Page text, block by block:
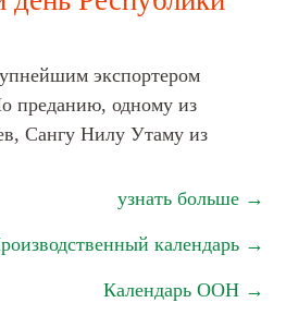
экспортером
преданию, одному из
Сангу Нилу Утаму из
узнать больше →
календарь →
Календарь ООН →